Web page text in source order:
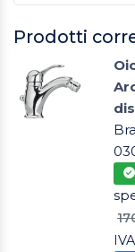
Prodotti